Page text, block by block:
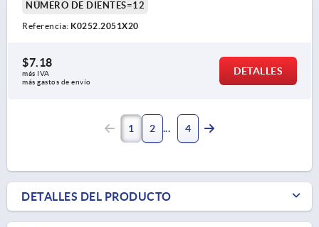
NÚMERO DE DIENTES=12
Referencia: K0252.2051X20
$7.18
más IVA
más gastos de envío
DETALLES
1 2 4
DETALLES DEL PRODUCTO